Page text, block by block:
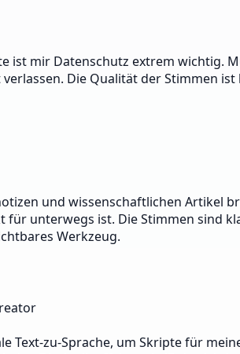
ist mir Datenschutz extrem wichtig.
verlassen. Die Qualität der Stimmen
und wissenschaftlichen Artikel
für unterwegs ist. Die Stimmen sind
Werkzeug.
Text-zu-Sprache, um Skripte für